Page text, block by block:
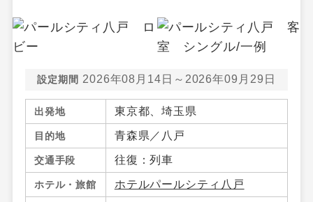
設定期間 2026年08月14日～2026年09月29日
出発地 東京都、埼玉県
目的地 青森県／八戸
交通手段 往復：列車
ホテル・旅館 ホテルパールシティ八戸